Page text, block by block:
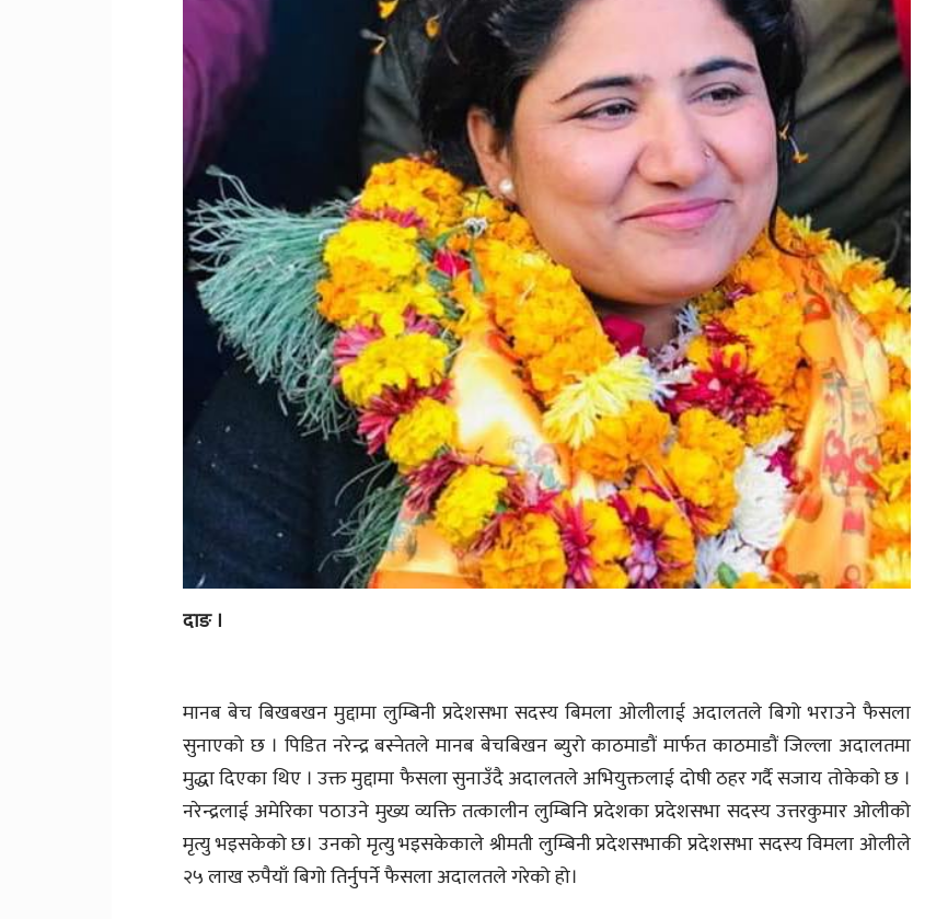
दाङ ।
मानब बेच बिखबखन मुद्दामा लुम्बिनी प्रदेशसभा सदस्य बिमला ओलीलाई अदालतले बिगो भराउने फैसला
सुनाएको छ । पिडित नरेन्द्र बस्नेतले मानब बेचबिखन ब्युरो काठमाडौं मार्फत काठमाडौं जिल्ला अदालतमा
मुद्धा दिएका थिए । उक्त मुद्दामा फैसला सुनाउँदै अदालतले अभियुक्तलाई दोषी ठहर गर्दै सजाय तोकेको छ ।
नरेन्द्रलाई अमेरिका पठाउने मुख्य व्यक्ति तत्कालीन लुम्बिनि प्रदेशका प्रदेशसभा सदस्य उत्तरकुमार ओलीको
मृत्यु भइसकेको छ। उनको मृत्यु भइसकेकाले श्रीमती लुम्बिनी प्रदेशसभाकी प्रदेशसभा सदस्य विमला ओलीले
२५ लाख रुपैयाँ बिगो तिर्नुपर्ने फैसला अदालतले गरेको हो।